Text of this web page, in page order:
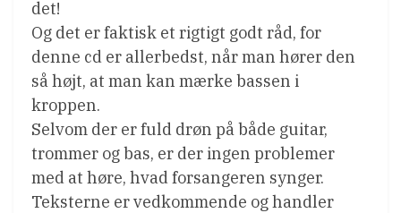
det!
Og det er faktisk et rigtigt godt råd, for
denne cd er allerbedst, når man hører den
så højt, at man kan mærke bassen i
kroppen.
Selvom der er fuld drøn på både guitar,
trommer og bas, er der ingen problemer
med at høre, hvad forsangeren synger.
Teksterne er vedkommende og handler